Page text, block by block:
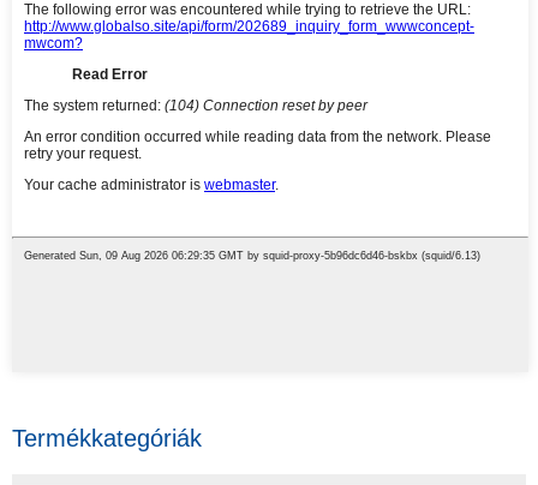
Termékkategóriák